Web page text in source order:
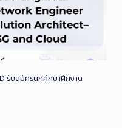
รับสมัครนักศึกษาฝึกงาน